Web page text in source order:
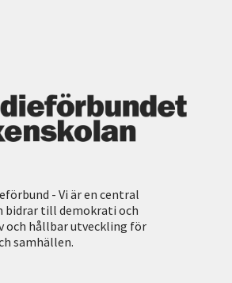
- Vi är en central
bidrar till demokrati och
och hållbar utveckling för
samhällen.